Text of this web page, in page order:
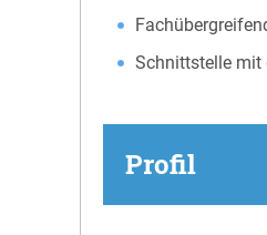
Schnittstelle mit
Profil